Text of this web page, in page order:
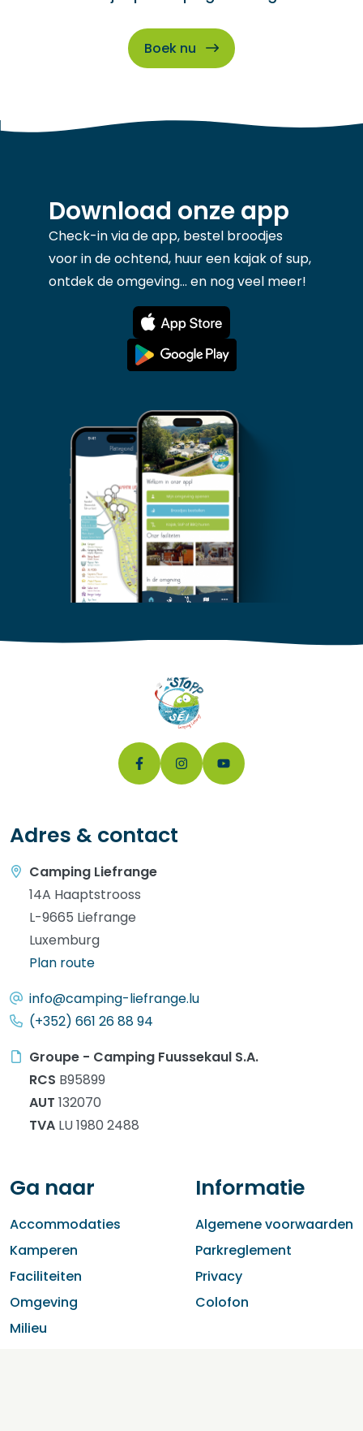
Boek nu
Download onze app
Check-in via de app, bestel broodjes
voor in de ochtend, huur een kajak of sup,
ontdek de omgeving... en nog veel meer!
Adres & contact
Camping Liefrange
14A Haaptstrooss
L-9665 Liefrange
Luxemburg
Plan route
info@camping-liefrange.lu
(+352) 661 26 88 94
Groupe - Camping Fuussekaul S.A.
RCS B95899
AUT 132070
TVA LU 1980 2488
Ga naar
Accommodaties
Kamperen
Faciliteiten
Omgeving
Milieu
Informatie
Algemene voorwaarden
Parkreglement
Privacy
Colofon